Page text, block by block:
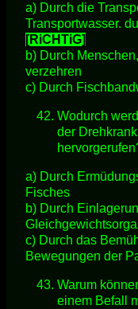
a) Durch die
Transportwasser.
[RiCHTiG]
b) Durch
verzehren
c) Durch
Wodurch
der
a) Durch
Fisches
b) Durch
c) Durch das
Bewegungen der
Warum
einem Befall